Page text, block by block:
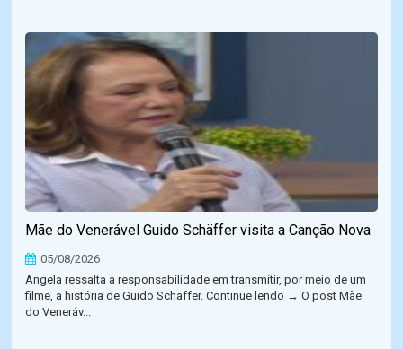
Mãe do Venerável Guido Schäffer visita a Canção Nova
05/08/2026
Angela ressalta a responsabilidade em transmitir, por meio de um
filme, a história de Guido Schäffer. Continue lendo → O post Mãe
do Veneráv...